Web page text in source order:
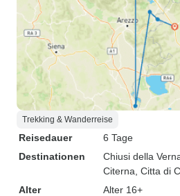
Trekking & Wanderreise
Reisedauer
6 Tage
Destinationen
Chiusi della
Citerna , Citta di
Alter
Alter 16+